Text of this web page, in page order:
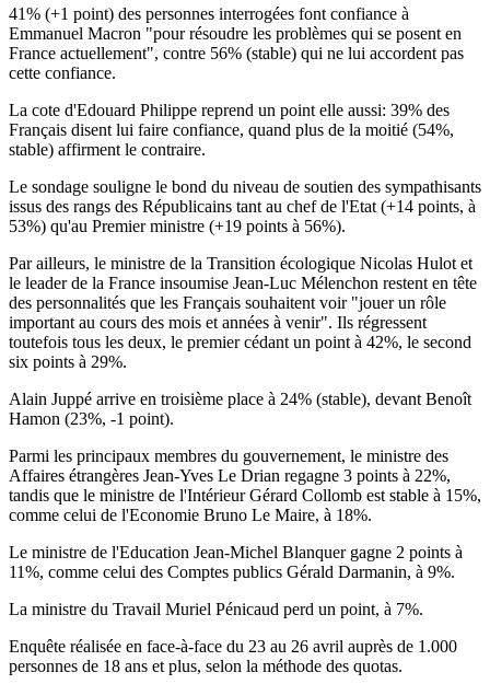
41% (+1 point) des personnes interrogées font confiance à
Emmanuel Macron "pour résoudre les problèmes qui se posent en
France actuellement", contre 56% (stable) qui ne lui accordent pas
cette confiance.
La cote d'Edouard Philippe reprend un point elle aussi: 39% des
Français disent lui faire confiance, quand plus de la moitié (54%,
stable) affirment le contraire.
Le sondage souligne le bond du niveau de soutien des sympathisants
issus des rangs des Républicains tant au chef de l'Etat (+14 points, à
53%) qu'au Premier ministre (+19 points à 56%).
Par ailleurs, le ministre de la Transition écologique Nicolas Hulot et
le leader de la France insoumise Jean-Luc Mélenchon restent en tête
des personnalités que les Français souhaitent voir "jouer un rôle
important au cours des mois et années à venir". Ils régressent
toutefois tous les deux, le premier cédant un point à 42%, le second
six points à 29%.
Alain Juppé arrive en troisième place à 24% (stable), devant Benoît
Hamon (23%, -1 point).
Parmi les principaux membres du gouvernement, le ministre des
Affaires étrangères Jean-Yves Le Drian regagne 3 points à 22%,
tandis que le ministre de l'Intérieur Gérard Collomb est stable à 15%,
comme celui de l'Economie Bruno Le Maire, à 18%.
Le ministre de l'Education Jean-Michel Blanquer gagne 2 points à
11%, comme celui des Comptes publics Gérald Darmanin, à 9%.
La ministre du Travail Muriel Pénicaud perd un point, à 7%.
Enquête réalisée en face-à-face du 23 au 26 avril auprès de 1.000
personnes de 18 ans et plus, selon la méthode des quotas.